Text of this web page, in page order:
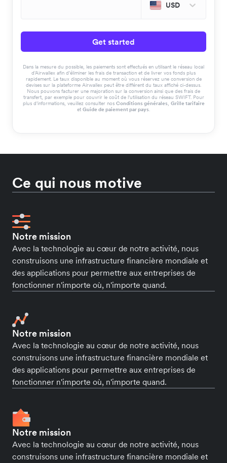
USD
Get started
Dans la mesure du possible, les paiements sont effectués en utilisant le réseau local
d'Airwallex afin d'éliminer les frais de transaction et de livrer vos fonds plus
rapidement. Le taux disponible au moment où vous réservez une conversion de
devises sur la plateforme Airwallex peut être différent du taux affiché ci-dessus.
Nous pouvons facturer une majoration sur la conversion ainsi que des frais de
transfert, par exemple pour couvrir le coût de l'utilisation du réseau SWIFT. Pour
plus d'informations, veuillez consulter nos Conditions générales, Grille tarifaire
et Guide de paiement par pays.
Ce qui nous motive
Notre mission
Avec la technologie au cœur de notre activité, nous
construisons une infrastructure financière mondiale et
des applications pour permettre aux entreprises de
fonctionner n'importe où, n'importe quand.
Notre mission
Avec la technologie au cœur de notre activité, nous
construisons une infrastructure financière mondiale et
des applications pour permettre aux entreprises de
fonctionner n'importe où, n'importe quand.
Notre mission
Avec la technologie au cœur de notre activité, nous
construisons une infrastructure financière mondiale et